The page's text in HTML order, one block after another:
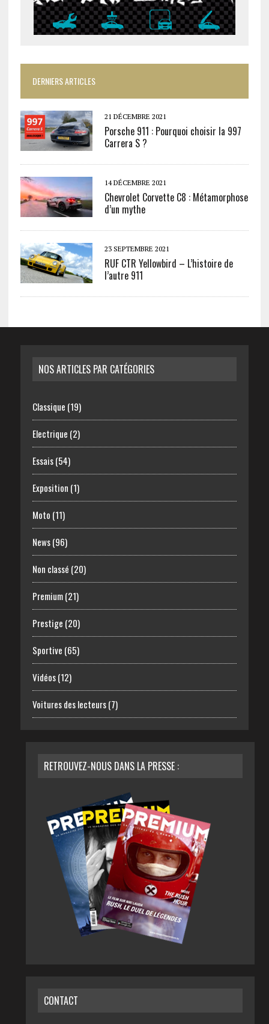
DERNIERS ARTICLES
21 DÉCEMBRE 2021
Porsche 911 : Pourquoi choisir la 997
Carrera S ?
14 DÉCEMBRE 2021
Chevrolet Corvette C8 : Métamorphose
d’un mythe
23 SEPTEMBRE 2021
RUF CTR Yellowbird – L’histoire de
l’autre 911
NOS ARTICLES PAR CATÉGORIES
Classique (19)
Electrique (2)
Essais(54)
Exposition (1)
Moto (11)
News(96)
Non classé (20)
Premium(21)
Prestige (20)
Sportive (65)
Vidéos(12)
Voitures des lecteurs(7)
RETROUVEZ-NOUS DANS LA PRESSE :
CONTACT